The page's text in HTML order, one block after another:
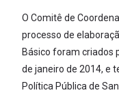
O Comitê de
processo de
Básico foram criados
de janeiro de 2014, e
Política Pública de